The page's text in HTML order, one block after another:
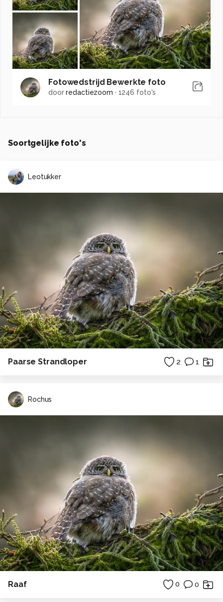
Fotowedstrijd Bewerkte foto
doorredactiezoom · 1246 foto's
Soortgelijke foto's
Leotukker
Paarse Strandloper 2 1
Rochus
Raaf 0 0